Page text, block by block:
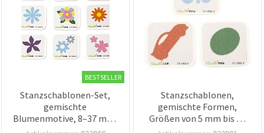
BESTSELLER
Stanzschablonen-Set,
gemischte
Blumenmotive, 8–37 mm,
für Scrapbooking &
Stanzschablonen,
gemischte Formen,
Größen von 5 mm bis 52
mm